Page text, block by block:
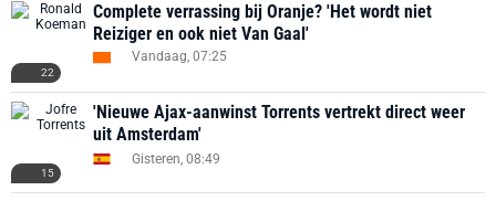
22
Complete verrassing bij Oranje? 'Het wordt niet
Reiziger en ook niet Van Gaal'
Vandaag, 07:25
15
'Nieuwe Ajax-aanwinst Torrents vertrekt direct weer
uit Amsterdam'
Gisteren, 08:49